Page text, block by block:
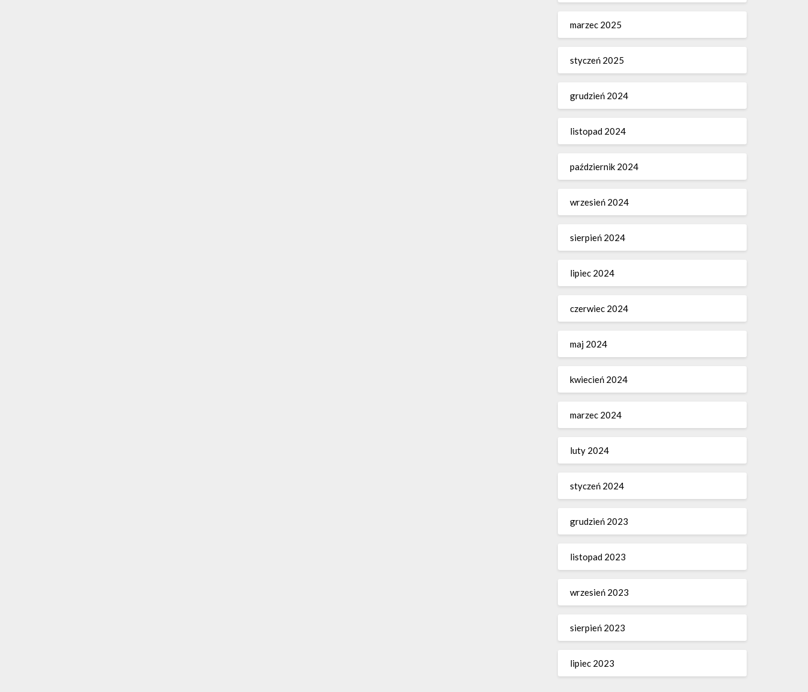
marzec 2025
styczeń 2025
grudzień 2024
listopad 2024
październik 2024
wrzesień 2024
sierpień 2024
lipiec 2024
czerwiec 2024
maj 2024
kwiecień 2024
marzec 2024
luty 2024
styczeń 2024
grudzień 2023
listopad 2023
wrzesień 2023
sierpień 2023
lipiec 2023